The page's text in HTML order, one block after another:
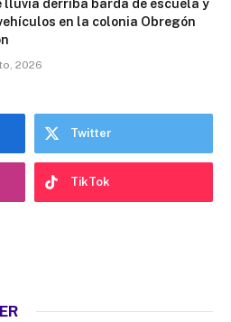
lluvia derriba barda de escuela y
en la colonia Obregón
2026
Twitter
TikTok